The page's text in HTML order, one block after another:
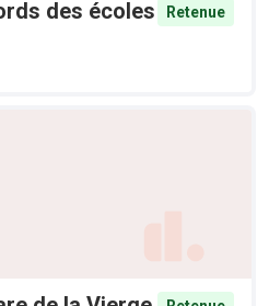
des écoles
Retenue